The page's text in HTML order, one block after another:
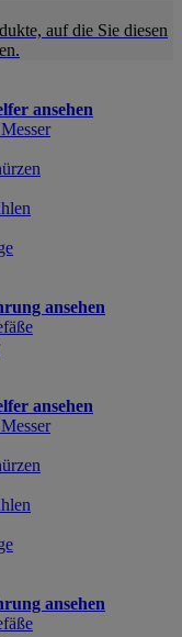
auf die Sie diesen
ansehen
ansehen
ansehen
ansehen